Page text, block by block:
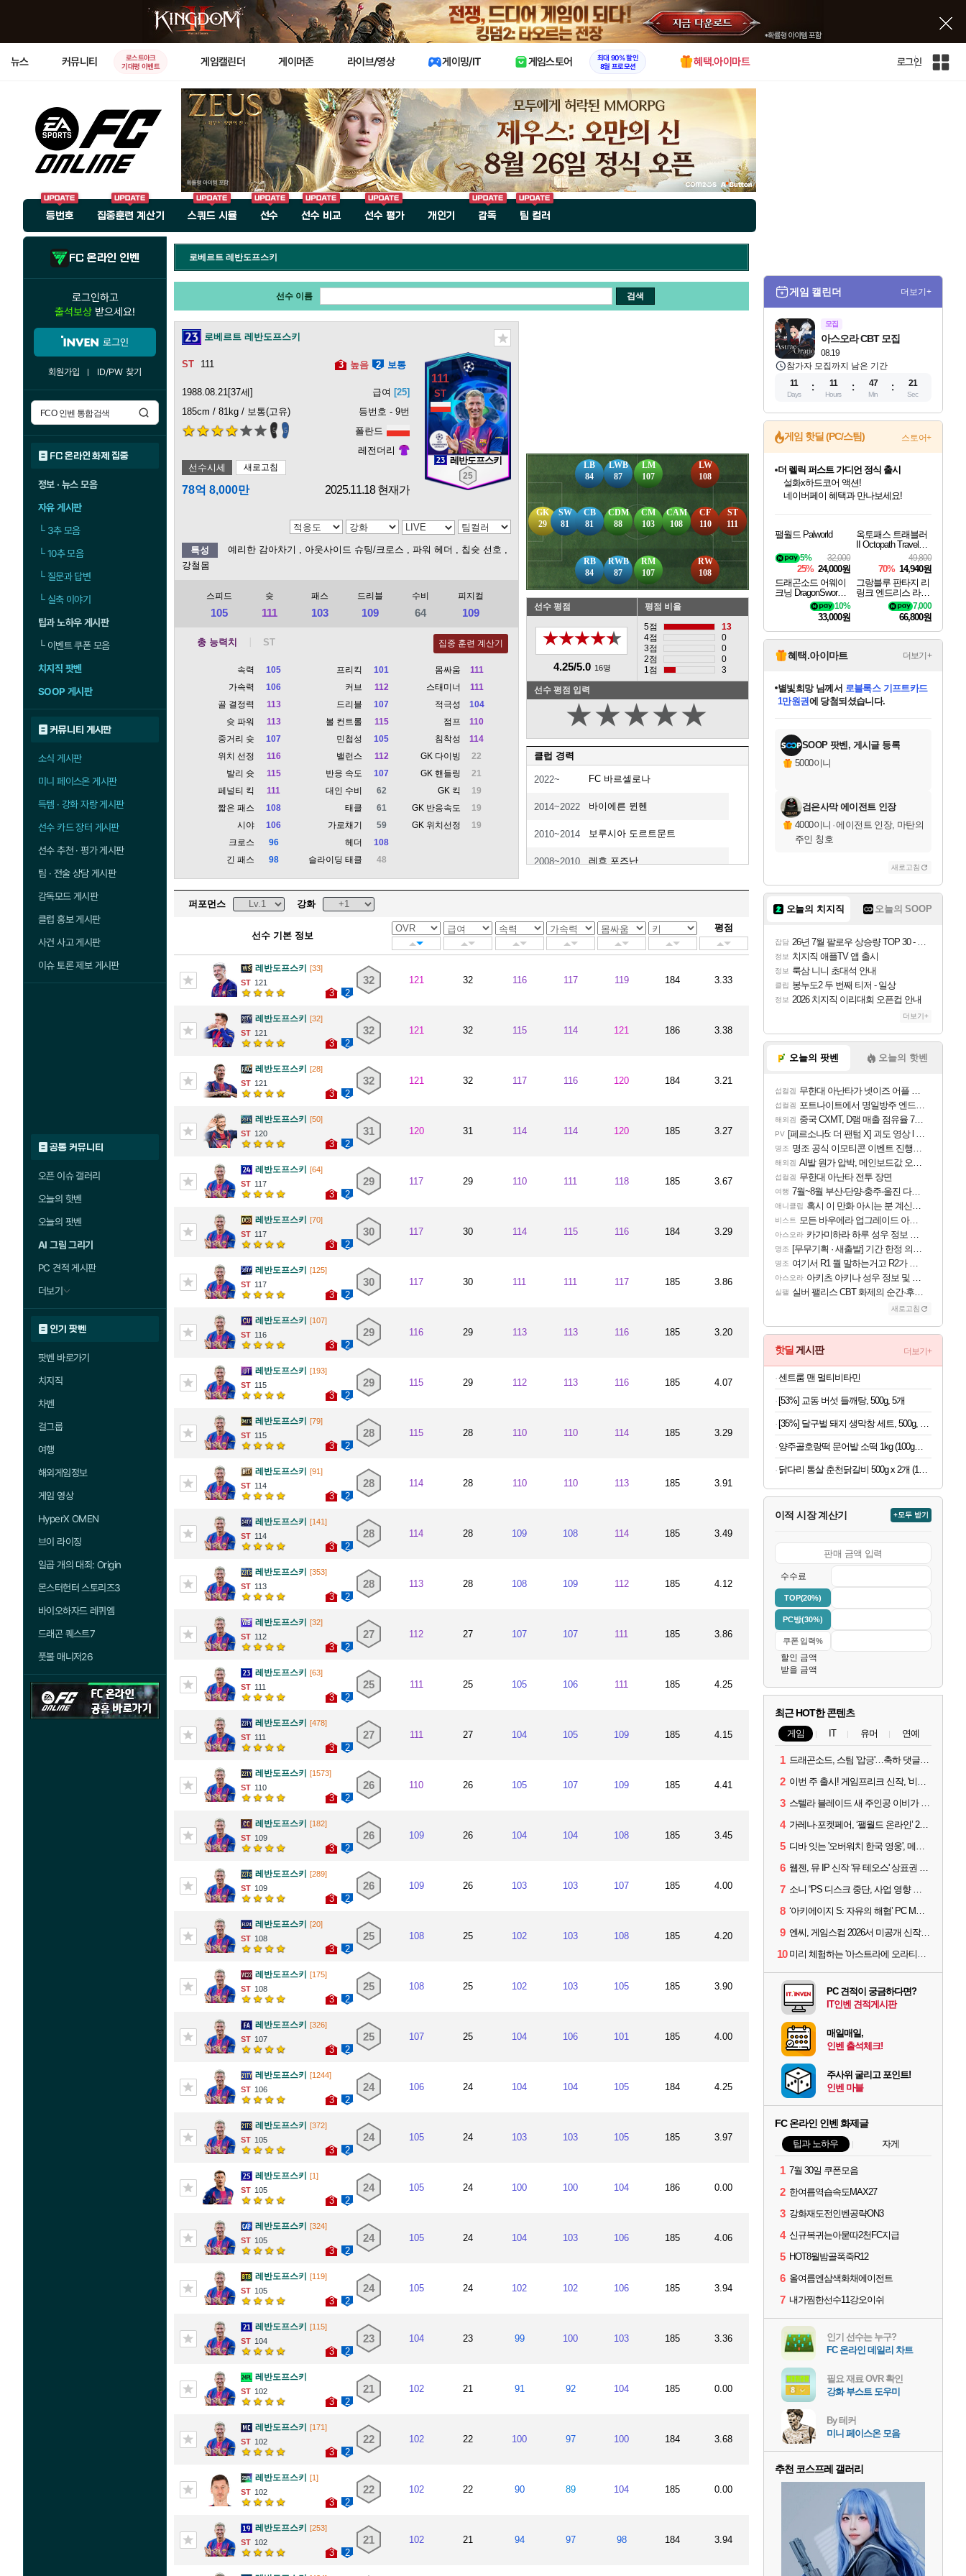
X
뉴스 커뮤니티
로스트아크
기대평 이벤트
게임캘린더 게이머존 라이브/영상 게이밍/IT 게임스토어
최대 90% 할인
8월 프로모션
혜택.아이마트 로그인
인
등번호 집중훈련 계산기 스쿼드 시뮬 선수 선수 비교 선수 평가 개인기 감독 팀 컬러
FC 온라인 인벤
로그인하고
출석보상 받으세요!
로그인
회원가입 ID/PW 찾기
FC 온라인 화제 집중
정보 · 뉴스 모음
자유 게시판
└3추 모음
└10추 모음
└질문과 답변
└실축 이야기
팁과 노하우 게시판
└이벤트 쿠폰 모음
치지직 팟벤
SOOP 게시판
커뮤니티 게시판
소식 게시판
미니 페이스온 게시판
득템 · 강화 자랑 게시판
선수 카드 장터 게시판
선수 추천 · 평가 게시판
팀 · 전술 상담 게시판
감독모드 게시판
클럽 홍보 게시판
사건 사고 게시판
이슈 토론 제보 게시판
공통 커뮤니티
오픈 이슈 갤러리
오늘의 핫벤
오늘의 팟벤
AI 그림 그리기
PC 견적 게시판
더보기
인기 팟벤
팟벤 바로가기
치지직
차벤
걸그룹
여행
해외게임정보
게임 영상
HyperX OMEN
브이 라이징
일곱 개의 대죄: Origin
몬스터헌터 스토리즈3
바이오하자드 레퀴엠
드래곤 퀘스트7
풋볼 매니저26
로베르트 레반도프스키
선수 이름 검색
로베르트 레반도프스키
111 3 높음 2 보통
1988.08.21[37세] 급여 [25]
185cm / 81kg / 보통(고유)
등번호 - 9번
5 5
폴란드
레전더리
선수시세
새로고침
78억 8,000만 2025.11.18 현재가
111
레반도프스키
25
특성 예리한 감아차기 , 아웃사이드 슈팅/크로스 , 파워 헤더 , 칩슛 선호
강철몸
스피드
105
슛
111
패스
103
드리블
109
수비
64
피지컬
109
총 능력치 집중 훈련 계산기
속력
105
가속력
106
골 결정력
113
슛 파워
113
중거리 슛
107
위치 선정
116
발리 슛
115
페널티 킥
111
짧은 패스
108
시야
106
크로스
96
긴 패스
98
프리킥
101
커브
112
드리블
107
볼 컨트롤
115
민첩성
105
밸런스
112
반응 속도
107
대인 수비
62
태클
61
가로채기
59
헤더
108
슬라이딩 태클
48
몸싸움
111
스태미너
111
적극성
104
점프
110
침착성
114
GK 다이빙
22
GK 핸들링
21
GK 킥
19
GK 반응속도
19
GK 위치선정
19
GK
29
SW
81
RWB
87
RB
84
CB
81
LB
84
LWB
87
CDM
88
RM
107
CM
103
LM
107
CAM
108
LW
108
CF
110
RW
108
ST
111
선수 평점
★★★★★
4.25/5.0 16명
평점 비율
5점
13
4점
0
3점
0
2점
0
1점
3
선수 평점 입력
★★★★★
클럽 경력
2022~ FC 바르셀로나
2014~2022 바이에른 뮌헨
2010~2014 보루시아 도르트문트
2008~2010 레흐 포즈난
퍼포먼스 강화
선수 기본 정보
평점
레반도프스키 [33]
121
3 2
32 121 32 116 117 119 184 3.33
레반도프스키 [32]
121
3 2
32 121 32 115 114 121 186 3.38
레반도프스키 [28]
121
3 2
32 121 32 117 116 120 184 3.21
레반도프스키 [50]
120
3 2
31 120 31 114 114 120 185 3.27
레반도프스키 [64]
117
3 2
29 117 29 110 111 118 185 3.67
레반도프스키 [70]
117
3 2
30 117 30 114 115 116 184 3.29
레반도프스키 [125]
117
3 2
30 117 30 111 111 117 185 3.86
레반도프스키 [107]
116
3 2
29 116 29 113 113 116 185 3.20
레반도프스키 [193]
115
3 2
29 115 29 112 113 116 185 4.07
레반도프스키 [79]
115
3 2
28 115 28 110 110 114 185 3.29
레반도프스키 [91]
114
3 2
28 114 28 110 110 113 185 3.91
레반도프스키 [141]
114
3 2
28 114 28 109 108 114 185 3.49
레반도프스키 [353]
113
3 2
28 113 28 108 109 112 185 4.12
레반도프스키 [32]
112
3 2
27 112 27 107 107 111 185 3.86
레반도프스키 [63]
111
3 2
25 111 25 105 106 111 185 4.25
레반도프스키 [478]
111
3 2
27 111 27 104 105 109 185 4.15
레반도프스키 [1573]
110
3 2
26 110 26 105 107 109 185 4.41
레반도프스키 [182]
109
3 2
26 109 26 104 104 108 185 3.45
레반도프스키 [289]
109
3 2
26 109 26 103 103 107 185 4.00
레반도프스키 [20]
108
3 2
25 108 25 102 103 108 185 4.20
레반도프스키 [175]
108
3 2
25 108 25 102 103 105 185 3.90
레반도프스키 [326]
107
3 2
25 107 25 104 106 101 185 4.00
레반도프스키 [1244]
106
3 2
24 106 24 104 104 105 184 4.25
레반도프스키 [372]
105
3 2
24 105 24 103 103 105 185 3.97
레반도프스키 [1]
105
3 2
24 105 24 100 100 104 186 0.00
레반도프스키 [324]
105
3 2
24 105 24 104 103 106 185 4.06
레반도프스키 [119]
105
3 2
24 105 24 102 102 106 185 3.94
레반도프스키 [115]
104
3 2
23 104 23 99 100 103 185 3.36
레반도프스키
102
3 2
21 102 21 91 92 104 185 0.00
레반도프스키 [171]
102
3 2
22 102 22 100 97 100 184 3.68
레반도프스키 [1]
102
3 2
22 102 22 90 89 104 185 0.00
레반도프스키 [253]
102
3 2
21 102 21 94 97 98 184 3.94
게임 캘린더 더보기+
모집
08.19
아스오라 CBT 모집
참가자 모집까지 남은 기간
11
Days
11
Hours
47
Min
19
Sec
게임 핫딜 (PC/스팀) 스토어+
최대 90% 할인가를 만나보세요!
네이버혜택과 함께 만나보세요!
50%할인&추가 적립까지!
네이버 포인트 혜택까지!
이니&베니 혜택까지!
네이버 혜택가와 함께 예약하세요!
할인&네이버혜택으로 만나보세요!
더 렐릭 퍼스트 가디언 정식 출시
설화x하드코어 액션!
네이버페이 혜택과 만나보세요!
40주년 프로모션으로 만나보세요!
할인가에 만나보세요!
일부 에디션 상시 할인!
혜택으로 예약 판매 중
편안하게 충전하세요
팰월드 Palworld
32,000
5%
25% 24,000원
옥토패스 트래블러
II Octopath Traveler I
49,800
70% 14,940원
드래곤소드 어웨이
크닝 DragonSword A
10%
33,000원
그랑블루 판타지 리
링크 엔드리스 라그
나로크 Granblue Fa
ntasy Relink Endless
7,000
66,800원
혜택.아이마트 더보기+
교환.
당첨되셨습니다.
당첨되셨습니다.
당첨되셨습니다.
별빛희망님께서 로블록스 기프트카드
1만원권에 당첨되셨습니다.
당첨되셨습니다.
당첨되셨습니다.
당첨되셨습니다.
당첨되셨습니다.
에디션 (스팀코드) 를 교환.
당첨되셨습니다.
SOOP 팟벤, 게시글 등록
5000이니
검은사막 에이전트 인장
4000이니 ·에이전트 인장, 마탄의
주인 칭호
새로고침
오늘의 치지직 오늘의 SOOP
잡담 26년 7월 팔로우 상승량 TOP 30 - 월간 치지직
정보 치지직 애플TV 앱 출시
정보 룩삼 니니 초대석 안내
클립 봉누도2 두 번째 티저 - 일상
정보 2026 치지직 이리대회 오픈컵 안내
더보기+
오늘의 팟벤 오늘의 핫벤
섭컬겜 무한대 아난타가 넷이즈 어플 달력에 일정 등록
섭컬겜 포트나이트에서 명일방주 엔드필드 [펠리카] 판매 예정
해외겜 중국 CXMT, D램 매출 점유율 7%…글로벌 4위로 부상
PV [페르소나5: 더 팬텀 X] 괴도 영상 l 타카마키 안·댄싱 스타
명조 명조 공식 이모티콘 이벤트 진행해봤습니다! 참여부터 추첨까지????
해외겜 AI발 원가 압박, 메인보드값 오르나
섭컬겜 무한대 아난타 전투 장면
여행 7월~8월 부산-단양-충주-울진 다녀왔어요~
애니클립 혹시 이 만화 아시는 분 계신가요
비스트 모든 바우에라 업그레이드 아이템 획득 위치 공략 (89개)
아스오라 카가미하라 하루 성우 정보 및 주요 필모
명조 [무무기획 · 새출발] 기간 한정 의뢰 이벤트
명조 여기서 R1 뭘 말하는거고 R2가 뭘말하는걸까요?
아스오라 아키츠 아키나 성우 정보 및 주요 필모
실팰 실버 팰리스 CBT 화제의 순간·후기 모음
새로고침
핫딜 게시판 더보기+
센트룸 맨 멀티비타민
[53%] 교동 버섯 들깨탕, 500g, 5개
양주골호랑떡 문어발 소떡 1kg (100g당 1,340원)
닭다리 통살 춘천닭갈비 500g x 2개 (1개당 6,950원)
이적 시장 계산기 +모두 받기
수수료
TOP(20%)
PC방(30%)
할인 금액
받을 금액
최근 HOT한 콘텐츠
게임 IT 유머 연예
1 드래곤소드, 스팀 '압긍'…축하 댓글 달고 게임 코드 받자!
2 이번 주 출시! 게임프리크 신작, '비스트 오브 리인카네이션'
3 스텔라 블레이드 새 주인공 이비가 부릅니다, 'Wanna be in LOVE' 뮤비 공개
4 가레나·포켓페어, ‘팰월드 온라인’ 2026년 출시 예고
5 디바 잇는 '오버워치 한국 영웅', 메카 파일럿 디몬 나온다
6 웹젠, 뮤 IP 신작 '뮤 테오스' 상표권 출원
7 소니 “PS 디스크 중단, 사업 영향 없다”
8 ‘아키에이지 S: 자유의 해협’ PC MMORPG로 개발한다
9 엔씨, 게임스컴 2026서 미공개 신작 최초 공개
10 미리 체험하는 '아스트라에 오라티오'...NC, 8/19부터 CBT 참가자 모집
PC 견적이 궁금하다면?
IT인벤 견적게시판
매일매일,
인벤 출석체크!
주사위 굴리고 포인트!
인벤 마블
FC 온라인 인벤 화제글
팁과 노하우 자게
1 7월 30일 쿠폰모음
2 한여름역습속도MAX27
3 강화재도전인벤공략ON3
4 신규복귀는아묻따2천FC지급
5 HOT8월밤골폭죽R12
6 올여름엔삼색화채에이전트
7 내가찜한선수11강오이쉬
인기 선수는 누구?
FC 온라인 데일리 차트
필요 재료 OVR 확인
강화 부스트 도우미
By 테커
미니 페이스온 모음
추천 코스프레 갤러리